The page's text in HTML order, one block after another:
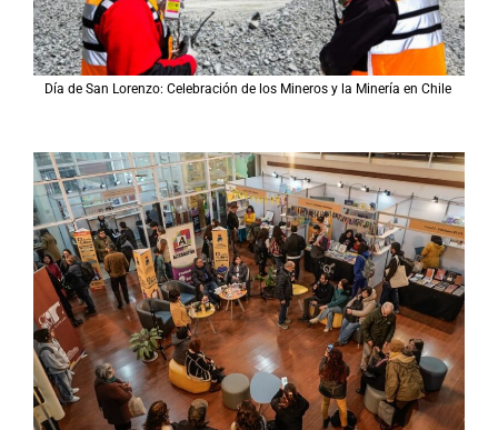
Día de San Lorenzo: Celebración de los Mineros y la Minería en Chile